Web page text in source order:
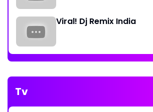
Viral! Dj Remix India
Tv